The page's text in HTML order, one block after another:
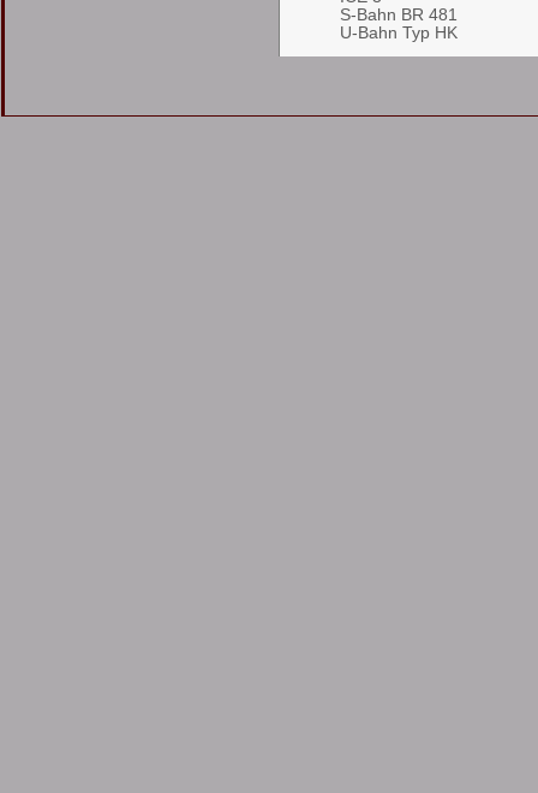
S-Bahn BR 481
U-Bahn Typ HK